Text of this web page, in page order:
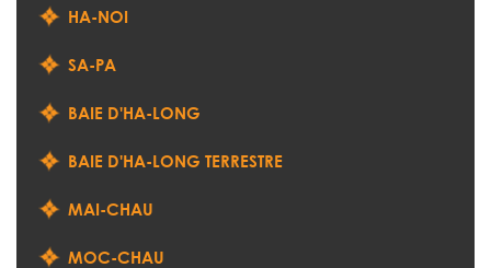
HA-NOI
SA-PA
BAIE D'HA-LONG
BAIE D'HA-LONG TERRESTRE
MAI-CHAU
MOC-CHAU